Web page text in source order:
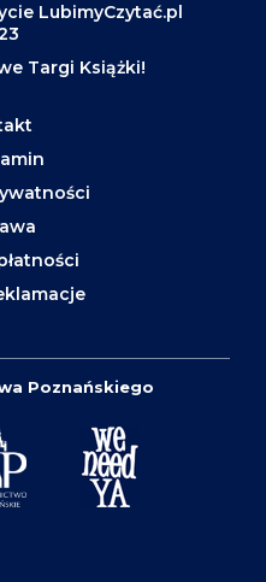
LubimyCzytać.pl
Targi Książki!
Poznańskiego